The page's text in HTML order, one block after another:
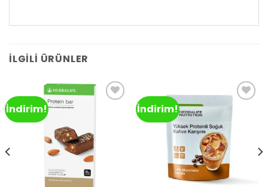
İLGILI ÜRÜNLER
İndirim! İndirim!